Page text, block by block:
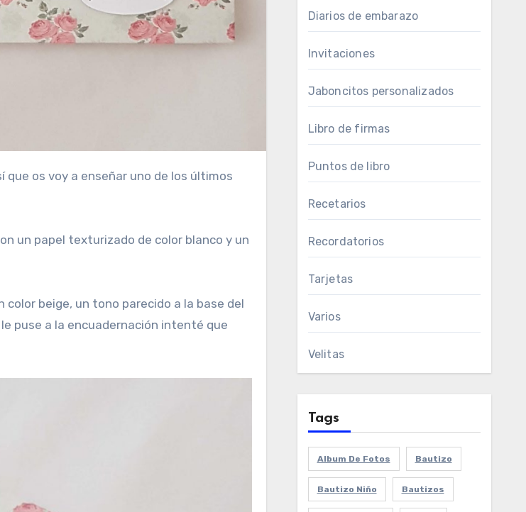
un papel texturizado de color blanco y un
beige, un tono parecido a la base del
puse a la encuadernación intenté que
Diarios de embarazo
Invitaciones
Jaboncitos personalizados
Libro de firmas
Puntos de libro
Recetarios
Recordatorios
Tarjetas
Varios
Velitas
Tags
Album De Fotos Bautizo
Bautizo Niño Bautizos